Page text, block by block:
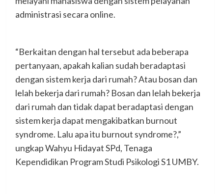
administrasi secara online.
“Berkaitan dengan hal tersebut ada beberapa
pertanyaan, apakah kalian sudah beradaptasi
dengan sistem kerja dari rumah? Atau bosan dan
lelah bekerja dari rumah? Bosan dan lelah bekerja
dari rumah dan tidak dapat beradaptasi dengan
sistem kerja dapat mengakibatkan burnout
syndrome. Lalu apa itu burnout syndrome?,”
ungkap Wahyu Hidayat SPd, Tenaga
Kependidikan Program Studi Psikologi S1 UMBY.